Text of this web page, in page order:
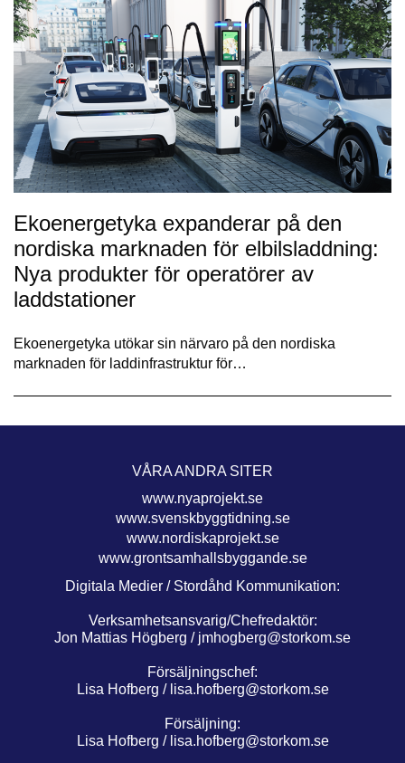
Ekoenergetyka expanderar på den
nordiska marknaden för elbilsladdning:
Nya produkter för operatörer av
laddstationer
Ekoenergetyka utökar sin närvaro på den nordiska
marknaden för laddinfrastruktur för…
VÅRA ANDRA SITER
www.nyaprojekt.se
www.svenskbyggtidning.se
www.nordiskaprojekt.se
www.grontsamhallsbyggande.se
Digitala Medier / Stordåhd Kommunikation:
Verksamhetsansvarig/Chefredaktör:
Jon Mattias Högberg / jmhogberg@storkom.se
Försäljningschef:
Lisa Hofberg / lisa.hofberg@storkom.se
Försäljning:
Lisa Hofberg / lisa.hofberg@storkom.se